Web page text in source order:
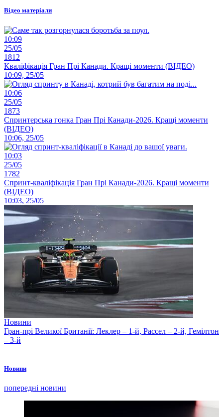
Відео матеріали
10:09
25/05
1812
Кваліфікація Гран Прі Канади. Кращі моменти (ВІДЕО)
10:09, 25/05
10:06
25/05
1873
Спринтерська гонка Гран Прі Канади-2026. Кращі моменти
(ВІДЕО)
10:06, 25/05
10:03
25/05
1782
Спринт-кваліфікація Гран Прі Канади-2026. Кращі моменти
(ВІДЕО)
10:03, 25/05
Новини
Гран-прі Великої Британії: Леклер – 1-й, Рассел – 2-й, Гемілтон
– 3-й
Новини
попередні новини